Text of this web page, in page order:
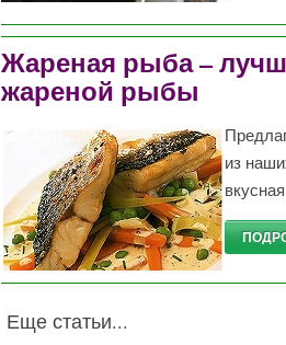
Жареная рыба –
жареной рыбы
из
Еще статьи...